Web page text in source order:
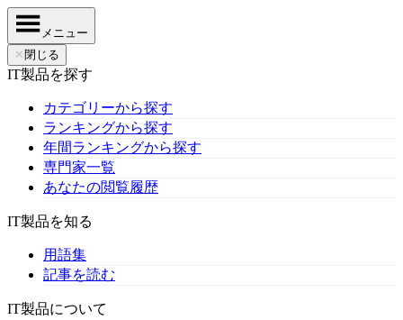
メニュー
✕ 閉じる
IT製品を探す
カテゴリーから探す
ランキングから探す
年間ランキングから探す
専門家一覧
あなたの閲覧履歴
IT製品を知る
用語集
記事を読む
IT製品について